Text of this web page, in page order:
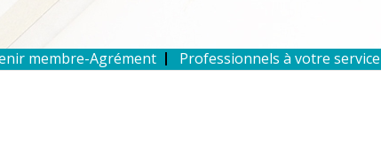
membre-Agrément Professionnels à votre service